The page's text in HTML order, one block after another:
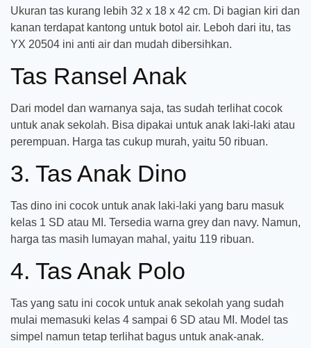
Ukuran tas kurang lebih 32 x 18 x 42 cm. Di bagian kiri dan
kanan terdapat kantong untuk botol air. Leboh dari itu, tas
YX 20504 ini anti air dan mudah dibersihkan.
Tas Ransel Anak
Dari model dan warnanya saja, tas sudah terlihat cocok
untuk anak sekolah. Bisa dipakai untuk anak laki-laki atau
perempuan. Harga tas cukup murah, yaitu 50 ribuan.
3. Tas Anak Dino
Tas dino ini cocok untuk anak laki-laki yang baru masuk
kelas 1 SD atau MI. Tersedia warna grey dan navy. Namun,
harga tas masih lumayan mahal, yaitu 119 ribuan.
4. Tas Anak Polo
Tas yang satu ini cocok untuk anak sekolah yang sudah
mulai memasuki kelas 4 sampai 6 SD atau MI. Model tas
simpel namun tetap terlihat bagus untuk anak-anak.